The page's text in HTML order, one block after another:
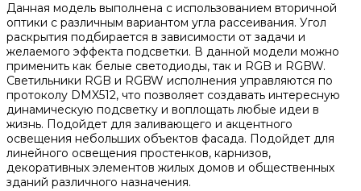
Данная модель выполнена с использованием вторичной
оптики с различным вариантом угла рассеивания. Угол
раскрытия подбирается в зависимости от задачи и
желаемого эффекта подсветки. В данной модели можно
применить как белые светодиоды, так и RGB и RGBW.
Светильники RGB и RGBW исполнения управляются по
протоколу DMX512, что позволяет создавать интересную
динамическую подсветку и воплощать любые идеи в
жизнь. Подойдет для заливающего и акцентного
освещения небольших объектов фасада. Подойдет для
линейного освещения простенков, карнизов,
декоративных элементов жилых домов и общественных
зданий различного назначения.